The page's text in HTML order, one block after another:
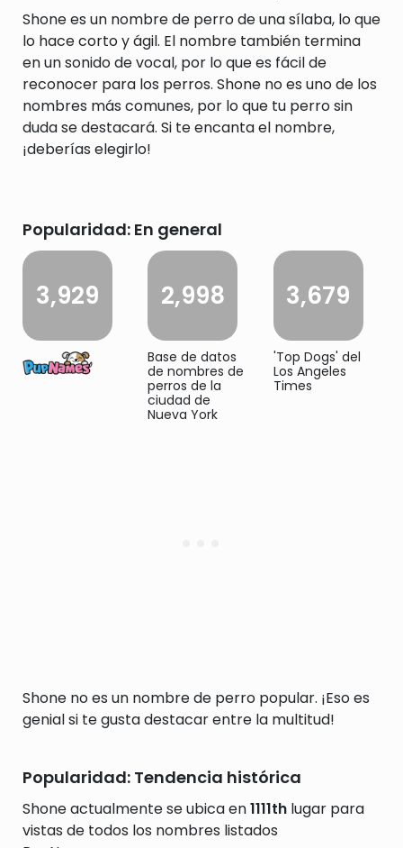
Shone es un nombre de perro de una sílaba, lo que
lo hace corto y ágil. El nombre también termina
en un sonido de vocal, por lo que es fácil de
reconocer para los perros. Shone no es uno de los
nombres más comunes, por lo que tu perro sin
duda se destacará. Si te encanta el nombre,
¡deberías elegirlo!
Popularidad: En general
3,929 2,998
Base de datos
de nombres de
perros de la
ciudad de
Nueva York
3,679
'Top Dogs' del
Los Angeles
Times
Shone no es un nombre de perro popular. ¡Eso es
genial si te gusta destacar entre la multitud!
Popularidad: Tendencia histórica
Shone actualmente se ubica en1111th lugar para
vistas de todos los nombres listados